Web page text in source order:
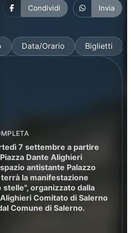
Condividi Invia
Data/Orario Biglietti
7 settembre a partire
Dante Alighieri
antistante Palazzo
la manifestazione
stelle", organizzato dalla
Comitato di Salerno
Comune di Salerno.